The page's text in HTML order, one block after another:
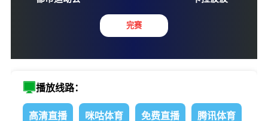
:
完赛
播放线路：
高清直播 咪咕体育 免费直播 腾讯体育